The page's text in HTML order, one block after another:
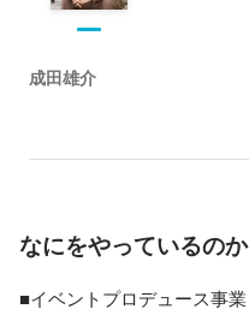
成田雄介
なにをやっているのか
■イベントプロデュース事業